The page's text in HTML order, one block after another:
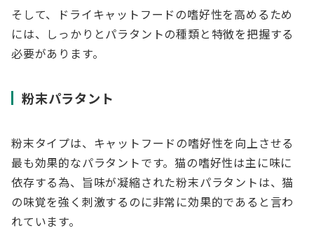
そして、ドライキャットフードの嗜好性を高めるため
には、しっかりとパラタントの種類と特徴を把握する
必要があります。
粉末パラタント
粉末タイプは、キャットフードの嗜好性を向上させる
最も効果的なパラタントです。猫の嗜好性は主に味に
依存する為、旨味が凝縮された粉末パラタントは、猫
の味覚を強く刺激するのに非常に効果的であると言わ
れています。